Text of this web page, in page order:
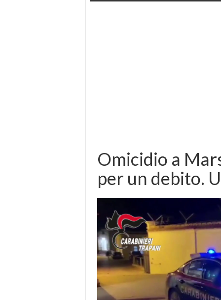
Omicidio a
per un debito.